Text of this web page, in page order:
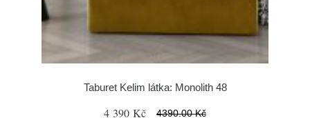
Taburet Kelim látka: Monolith 48
4 390 Kč 4390.00 Kč